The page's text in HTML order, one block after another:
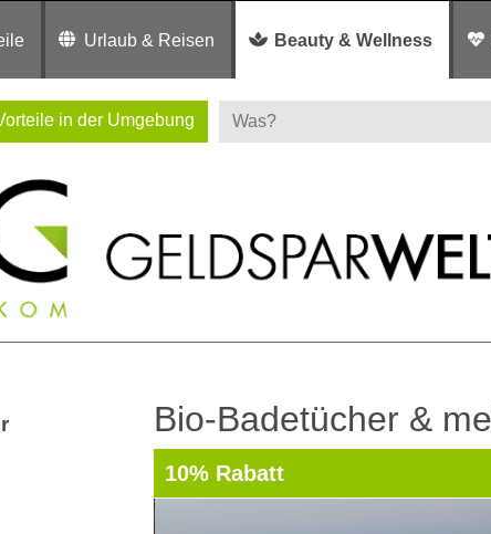
Urlaub & Reisen Beauty & Wellness
in der Umgebung
Bio-Badetücher &
10% Rabatt